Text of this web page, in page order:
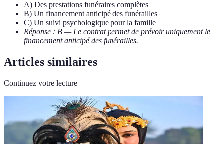
A) Des prestations funéraires complètes
B) Un financement anticipé des funérailles
C) Un suivi psychologique pour la famille
Réponse : B — Le contrat permet de prévoir uniquement le
financement anticipé des funérailles.
Articles similaires
Continuez votre lecture